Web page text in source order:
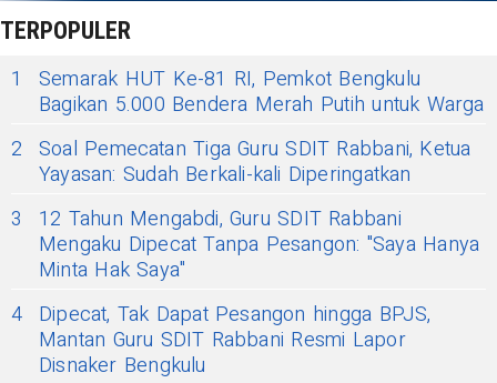
TERPOPULER
1
Semarak HUT Ke-81 RI, Pemkot Bengkulu
Bagikan 5.000 Bendera Merah Putih untuk Warga
2 Soal Pemecatan Tiga Guru SDIT Rabbani, Ketua
Yayasan: Sudah Berkali-kali Diperingatkan
3
12 Tahun Mengabdi, Guru SDIT Rabbani
Mengaku Dipecat Tanpa Pesangon: "Saya Hanya
Minta Hak Saya"
4 Dipecat, Tak Dapat Pesangon hingga BPJS,
Mantan Guru SDIT Rabbani Resmi Lapor
Disnaker Bengkulu